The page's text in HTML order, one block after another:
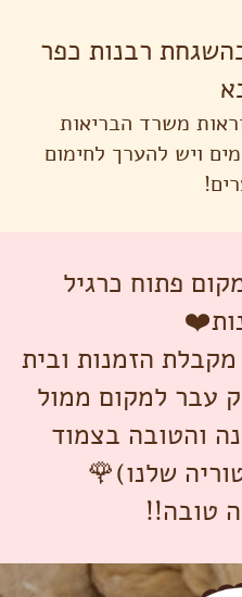
רבנות כפר
משרד הבריאות
ויש להערך לחימום
פתוח כרגיל
הזמנות ובית
עבר למקום ממול
והטובה בצמוד
שלנו)🌹
טובה!!